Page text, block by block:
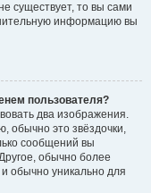
существует, то вы сами
информацию вы
пользователя?
два изображения.
обычно это звёздочки,
сообщений вы
обычно более
обычно уникально для